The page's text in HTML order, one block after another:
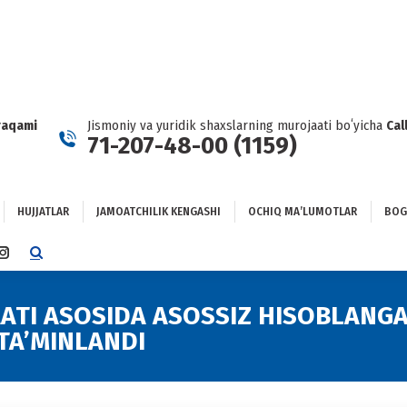
Jismoniy va yuridik shaxslarning murojaati boʻyicha
71-207-48-00 (1159)
HUJJATLAR JAMOATCHILIK KENGASHI OCHIQ MAʼLUMOTLAR
INSTAGRAM
IN
NEW
WINDOW
ASOSIDA ASOSSIZ